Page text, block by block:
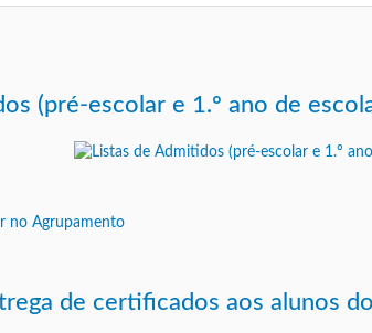
(pré-escolar e 1.º ano de
no Agrupamento
de certificados aos alunos